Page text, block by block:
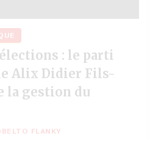
: le parti
Alix Didier Fils-
la gestion du
FLANKY